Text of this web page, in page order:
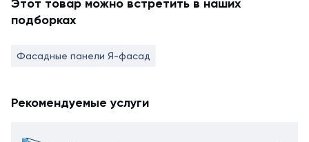
Этот товар можно встретить в наших
подборках
Фасадные панели Я-фасад
Рекомендуемые услуги